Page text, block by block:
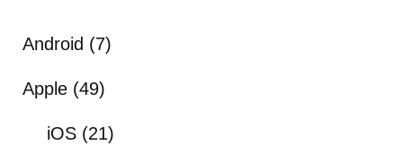
Android (7)
Apple (49)
iOS (21)